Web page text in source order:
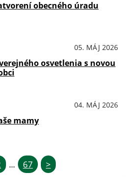
obecného úradu
05. MÁJ 2026
osvetlenia s novou
04. MÁJ 2026
mamy
... 67 >